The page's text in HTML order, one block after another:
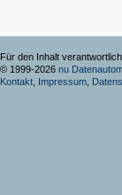
Für den Inhalt
© 1999-2026 nu
Kontakt Impressum